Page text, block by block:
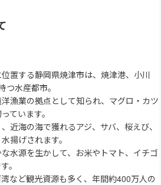
置する静岡県焼津市は、焼津港、小川
水産都市。
漁業の拠点として知られ、マグロ・カツ
ています。
近海の海で獲れるアジ、サバ、桜えび、
揚げされます。
水源を生かして、お米やトマト、イチゴ
。
など観光資源も多く、年間約400万人の